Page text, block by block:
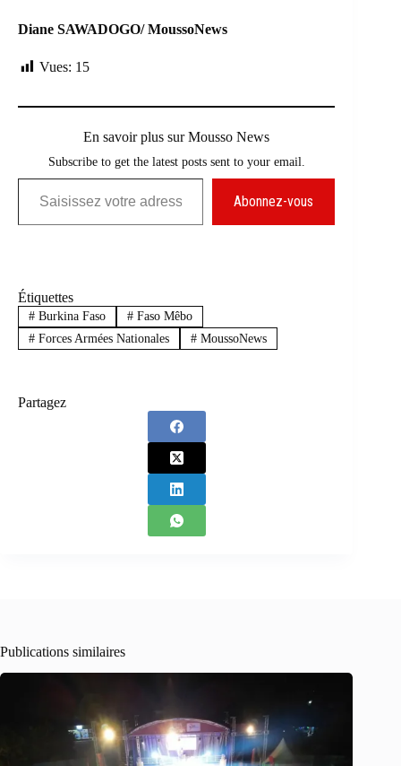
Diane SAWADOGO/ MoussoNews
Vues: 15
En savoir plus sur Mousso News
Subscribe to get the latest posts sent to your email.
Saisissez votre adresse e-mail…
Abonnez-vous
Étiquettes
#Burkina Faso #Faso Mêbo
#Forces Armées Nationales #MoussoNews
Partagez
Publications similaires